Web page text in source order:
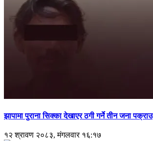
झापामा पुराना सिक्का देखाएर ठगी गर्ने तीन जना पक्राउ
१२ श्रावण २०८३, मंगलवार १६:१७